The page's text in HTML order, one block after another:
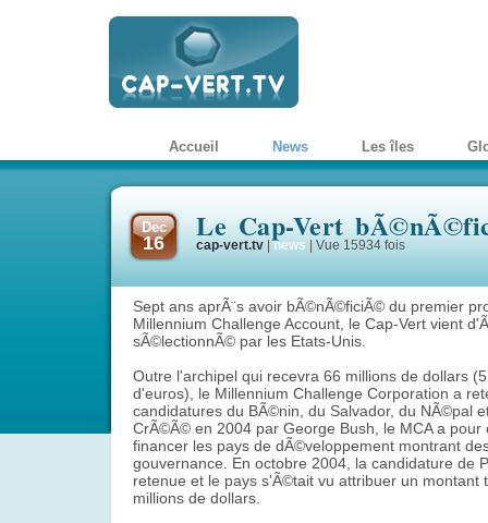
Accueil News Les îles
Dec
16 Le Cap-Vert
cap-vert.tv |news Vue 15934 fois
Sept ans aprÃ¨s avoir bÃ©nÃ©ficiÃ© du premier
Millennium Challenge Account, le Cap-Vert vient
sÃ©lectionnÃ© par les Etats-Unis.
Outre l'archipel qui recevra 66 millions de dollars
d'euros), le Millennium Challenge Corporation a
candidatures du BÃ©nin, du Salvador, du NÃ©pal
CrÃ©Ã© en 2004 par George Bush, le MCA a pour
financer les pays de dÃ©veloppement montrant
gouvernance. En octobre 2004, la candidature de
retenue et le pays s'Ã©tait vu attribuer un montant
millions de dollars.